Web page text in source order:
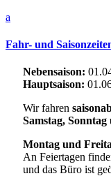
a
Fahr- und
Nebensaison:
Hauptsaison:
Wir fahren
Samstag,
Montag und
An Feiertagen
und das Büro ist